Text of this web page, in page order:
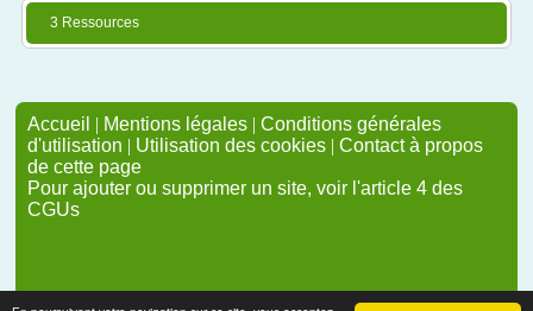
3 Ressources
Accueil | Mentions légales | Conditions générales
d'utilisation | Utilisation des cookies | Contact à propos
de cette page
Pour ajouter ou supprimer un site, voir l'article 4 des
CGUs